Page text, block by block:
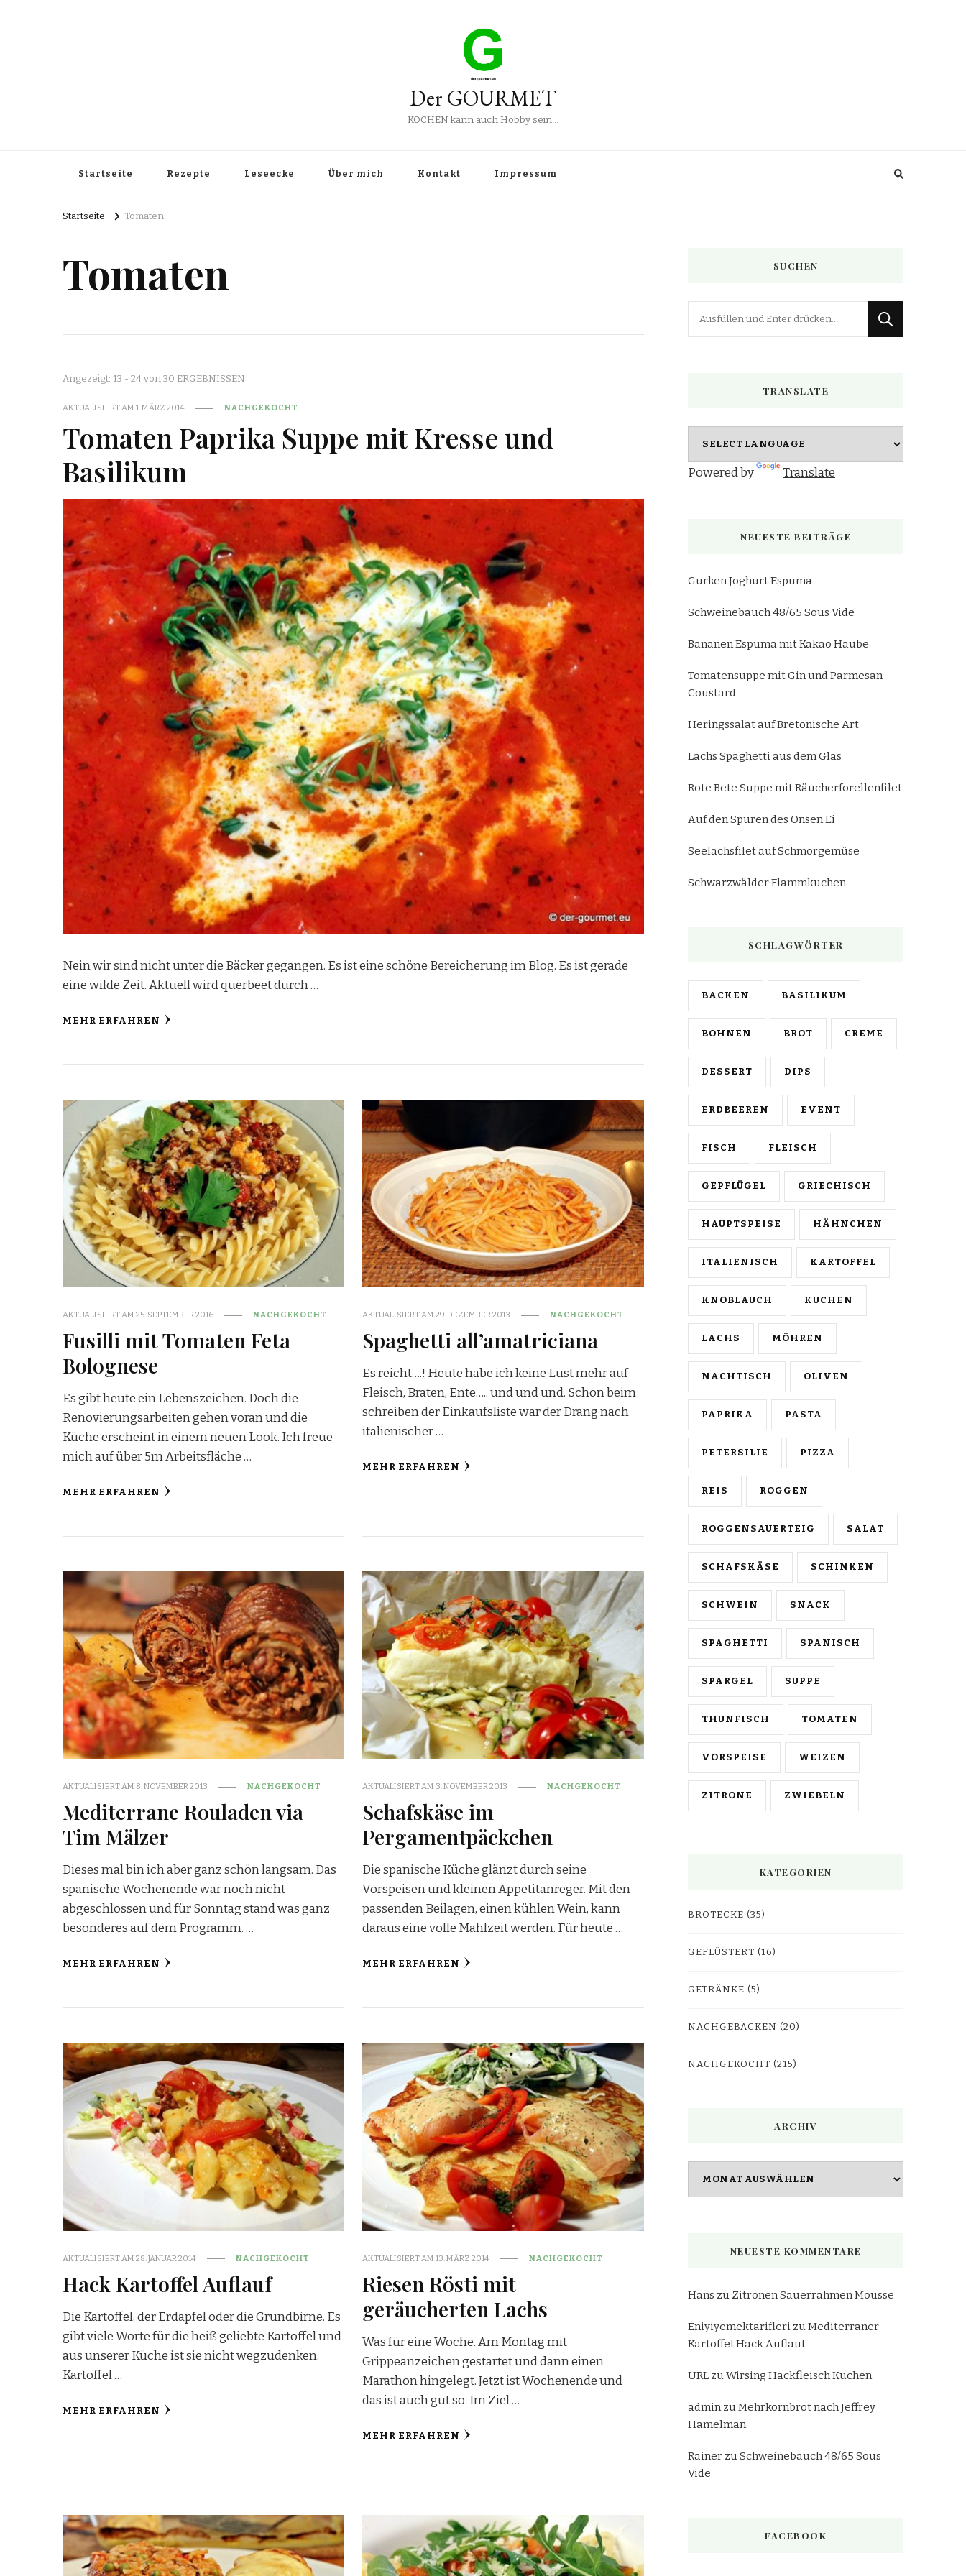
Der GOURMET
KOCHEN kann auch Hobby sein…
Startseite Rezepte Leseecke Über mich Kontakt Impressum
Startseite Tomaten
Tomaten
Angezeigt: 13 - 24 von 30 ERGEBNISSEN
AKTUALISIERT AM1. MÄRZ 2014 NACHGEKOCHT
Tomaten Paprika Suppe mit Kresse und
Basilikum
Nein wir sind nicht unter die Bäcker gegangen. Es ist eine schöne Bereicherung im Blog. Es ist gerade
eine wilde Zeit. Aktuell wird querbeet durch …
MEHR ERFAHREN
AKTUALISIERT AM25. SEPTEMBER 2016 NACHGEKOCHT
Fusilli mit Tomaten Feta
Bolognese
Es gibt heute ein Lebenszeichen. Doch die
Renovierungsarbeiten gehen voran und die
Küche erscheint in einem neuen Look. Ich freue
mich auf über 5m Arbeitsfläche …
MEHR ERFAHREN
AKTUALISIERT AM 29. DEZEMBER 2013 NACHGEKOCHT
Spaghetti all’amatriciana
Es reicht….! Heute habe ich keine Lust mehr auf
Fleisch, Braten, Ente….. und und und. Schon beim
schreiben der Einkaufsliste war der Drang nach
italienischer …
MEHR ERFAHREN
AKTUALISIERT AM 8. NOVEMBER 2013 NACHGEKOCHT
Mediterrane Rouladen via
Tim Mälzer
Dieses mal bin ich aber ganz schön langsam. Das
spanische Wochenende war noch nicht
abgeschlossen und für Sonntag stand was ganz
besonderes auf dem Programm. …
MEHR ERFAHREN
AKTUALISIERT AM 3. NOVEMBER 2013 NACHGEKOCHT
Schafskäse im
Pergamentpäckchen
Die spanische Küche glänzt durch seine
Vorspeisen und kleinen Appetitanreger. Mit den
passenden Beilagen, einen kühlen Wein, kann
daraus eine volle Mahlzeit werden. Für heute …
MEHR ERFAHREN
AKTUALISIERT AM28. JANUAR 2014 NACHGEKOCHT
Hack Kartoffel Auflauf
Die Kartoffel, der Erdapfel oder die Grundbirne. Es
gibt viele Worte für die heiß geliebte Kartoffel und
aus unserer Küche ist sie nicht wegzudenken.
Kartoffel …
MEHR ERFAHREN
AKTUALISIERT AM 13. MÄRZ 2014 NACHGEKOCHT
Riesen Rösti mit
geräucherten Lachs
Was für eine Woche. Am Montag mit
Grippeanzeichen gestartet und dann einen
Marathon hingelegt. Jetzt ist Wochenende und
das ist auch gut so. Im Ziel …
MEHR ERFAHREN
SUCHEN
TRANSLATE
Powered by Translate
NEUESTE BEITRÄGE
Gurken Joghurt Espuma
Schweinebauch 48/65 Sous Vide
Bananen Espuma mit Kakao Haube
Tomatensuppe mit Gin und Parmesan
Coustard
Heringssalat auf Bretonische Art
Lachs Spaghetti aus dem Glas
Rote Bete Suppe mit Räucherforellenfilet
Auf den Spuren des Onsen Ei
Seelachsfilet auf Schmorgemüse
Schwarzwälder Flammkuchen
SCHLAGWÖRTER
BACKEN BASILIKUM
BOHNEN BROT CREME
DESSERT DIPS
ERDBEEREN EVENT
FISCH FLEISCH
GEPFLÜGEL GRIECHISCH
HAUPTSPEISE HÄHNCHEN
ITALIENISCH KARTOFFEL
KNOBLAUCH KUCHEN
LACHS MÖHREN
NACHTISCH OLIVEN
PAPRIKA PASTA
PETERSILIE PIZZA
REIS ROGGEN
ROGGENSAUERTEIG SALAT
SCHAFSKÄSE SCHINKEN
SCHWEIN SNACK
SPAGHETTI SPANISCH
SPARGEL SUPPE
THUNFISCH TOMATEN
VORSPEISE WEIZEN
ZITRONE ZWIEBELN
KATEGORIEN
BROTECKE (35)
GEFLÜSTERT (16)
GETRÄNKE (5)
NACHGEBACKEN (20)
NACHGEKOCHT (215)
ARCHIV
NEUESTE KOMMENTARE
Hans zu Zitronen Sauerrahmen Mousse
Eniyiyemektarifleri zuMediterraner
Kartoffel Hack Auflauf
URL zuWirsing Hackfleisch Kuchen
adminzuMehrkornbrot nach Jeffrey
Hamelman
Rainer zuSchweinebauch 48/65 Sous
Vide
FACEBOOK